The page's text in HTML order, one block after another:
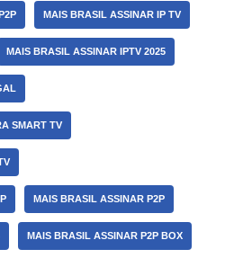
MAIS BRASIL ASSINAR IP TV
MAIS BRASIL ASSINAR IPTV 2025
SMART TV
MAIS BRASIL ASSINAR P2P
MAIS BRASIL ASSINAR P2P BOX